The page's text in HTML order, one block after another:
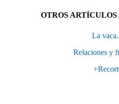
OTROS
La
Relaciones y